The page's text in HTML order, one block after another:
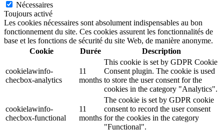
Nécessaires
Toujours activé
Les cookies nécessaires sont absolument indispensables au bon
fonctionnement du site. Ces cookies assurent les fonctionnalités de
base et les fonctions de sécurité du site Web, de manière anonyme.
Cookie
Durée Description
cookielawinfo-
checbox-analytics
11
months
This cookie is set by GDPR Cookie
Consent plugin. The cookie is used
to store the user consent for the
cookies in the category "Analytics".
cookielawinfo-
checbox-functional
11
months
The cookie is set by GDPR cookie
consent to record the user consent
for the cookies in the category
"Functional".